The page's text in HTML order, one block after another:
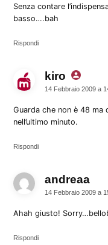
Senza contare
basso….bah
Rispondi
kiro dice:
14 Febbraio 2009 a
Guarda che non è 48
nell’ultimo minuto.
Rispondi
andreaadice:
14 Febbraio 2009 a
Ahah giusto!
Rispondi